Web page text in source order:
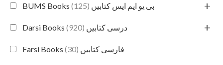
BUMS Books بی یو ایم ایس کتابیں (125) +
Darsi Books درسی کتابیں (920) +
Farsi Books فارسی کتابیں (30)